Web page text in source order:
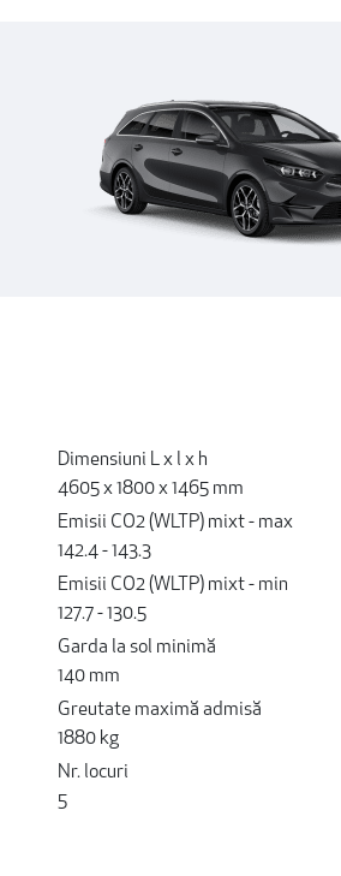
Dimensiuni L x l x h
4605 x 1800 x 1465 mm
Emisii CO2 (WLTP) mixt - max
142.4 - 143.3
Emisii CO2 (WLTP) mixt - min
127.7 - 130.5
Garda la sol minimă
140 mm
Greutate maximă admisă
1880 kg
Nr. locuri
5